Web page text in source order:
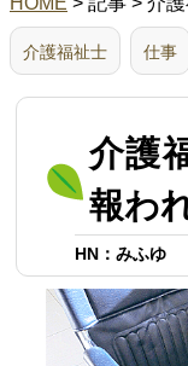
介護福祉士 仕事
介護
報わ
HN：みふゆ